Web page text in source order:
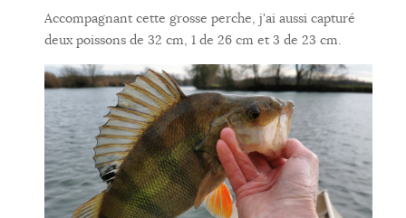
Accompagnant cette grosse perche, j'ai aussi capturé
deux poissons de 32 cm, 1 de 26 cm et 3 de 23 cm.